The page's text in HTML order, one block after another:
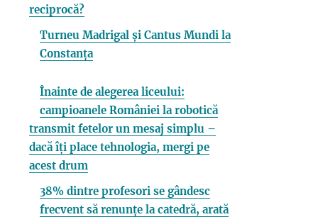
reciprocă?
Turneu Madrigal și Cantus Mundi la
Constanța
Înainte de alegerea liceului:
campioanele României la robotică
transmit fetelor un mesaj simplu –
dacă îți place tehnologia, mergi pe
acest drum
38% dintre profesori se gândesc
frecvent să renunțe la catedră, arată